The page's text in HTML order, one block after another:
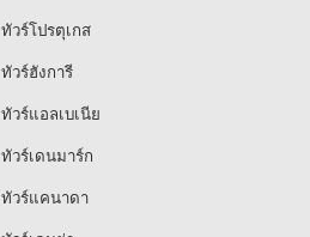
ทัวร์โปรตุเกส
ทัวร์ฮังการี
ทัวร์แอลเบเนีย
ทัวร์เดนมาร์ก
ทัวร์แคนาดา